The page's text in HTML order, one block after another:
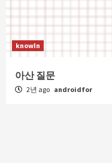
knowIn
아산 질문
2년 ago androidfor